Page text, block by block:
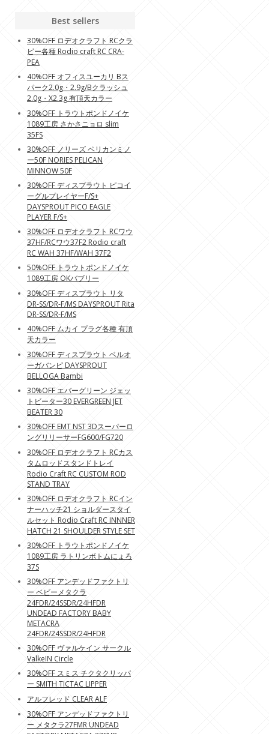
Best sellers
30%OFF ロデオクラフト RCクラ
ピー各種 Rodio craft RC CRA-
PEA
40%OFF オフィスユーカリ Bス
パーク2.0g・2.9g/Bクラッシュ
2.0g・X2.3g 有頂天カラー
30%OFF トラウトポンドノイケ
1089工房 さかさニョロ slim
35FS
30%OFF ノリーズ ペリカンミノ
ー50F NORIES PELICAN
MINNOW 50F
30%OFF ディスプラウト ピコイ
ーグルプレイヤーF/S+
DAYSPROUT PICO EAGLE
PLAYER F/S+
30%OFF ロデオクラフト RCワウ
37HF/RCワウ37F2 Rodio craft
RC WAH 37HF/WAH 37F2
50%OFF トラウトポンドノイケ
1089工房 OKバブリー
30%OFF ディスプラウト リタ
DR-SS/DR-F/MS DAYSPROUT Rita
DR-SS/DR-F/MS
40%OFF ムカイ プラグ各種 有頂
天カラー
30%OFF ディスプラウト ベルオ
ーガバンピ DAYSPROUT
BELLOGA Bambi
30%OFF エバーグリーン ジェッ
トビーター30 EVERGREEN JET
BEATER 30
30%OFF EMT NST 3Dスーパーロ
ングリリーサーFG600/FG720
30%OFF ロデオクラフト RCカス
タムロッドスタンドトレイ
Rodio Craft RC CUSTOM ROD
STAND TRAY
30%OFF ロデオクラフト RCイン
ナーハッチ21 ショルダースタイ
ルセット Rodio Craft RC INNNER
HATCH 21 SHOULDER STYLE SET
30%OFF トラウトポンドノイケ
1089工房 ラトリンボトムにょろ
37S
30%OFF アンデッドファクトリ
ー ベビーメタクラ
24FDR/24SSDR/24HFDR
UNDEAD FACTORY BABY
METACRA
24FDR/24SSDR/24HFDR
30%OFF ヴァルケイン サークル
ValkeIN Circle
30%OFF スミス チクタクリッパ
ー SMITH TICTAC LIPPER
アルフレッド CLEAR ALF
30%OFF アンデッドファクトリ
ー メタクラ27FMR UNDEAD